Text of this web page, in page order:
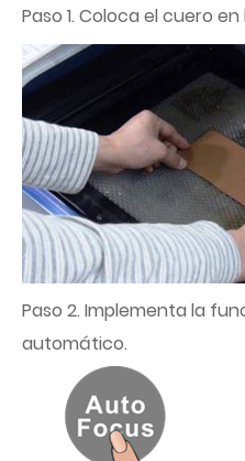
Paso 1. Coloca el cuero
Paso 2. Implementa la
automático.